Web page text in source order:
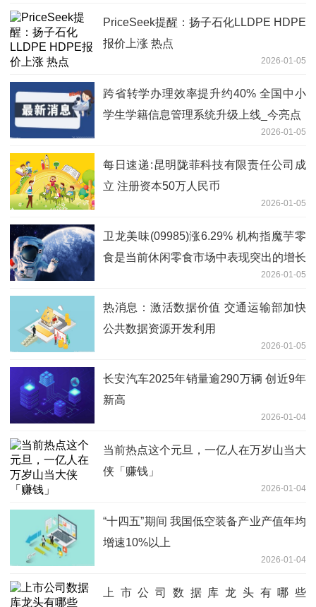
PriceSeek提醒：扬子石化LLDPE HDPE
报价上涨 热点
2026-01-05
跨省转学办理效率提升约40% 全国中小
学生学籍信息管理系统升级上线_今亮点
2026-01-05
每日速递:昆明陇菲科技有限责任公司成
立 注册资本50万人民币
2026-01-05
卫龙美味(09985)涨6.29% 机构指魔芋零
食是当前休闲零食市场中表现突出的增长
2026-01-05
热消息：激活数据价值 交通运输部加快
公共数据资源开发利用
2026-01-05
长安汽车2025年销量逾290万辆 创近9年
新高
2026-01-04
当前热点这个元旦，一亿人在万岁山当大
侠「赚钱」
2026-01-04
“十四五”期间 我国低空装备产业产值年均
增速10%以上
2026-01-04
上市公司数据库龙头有哪些